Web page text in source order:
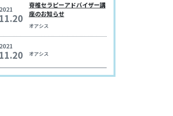
2021
11.20
脊椎セラピーアドバイザー講
座のお知らせ
オアシス
2021
11.20 オアシス